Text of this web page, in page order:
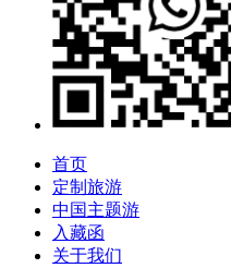
首页
定制旅游
中国主题游
入藏函
关于我们